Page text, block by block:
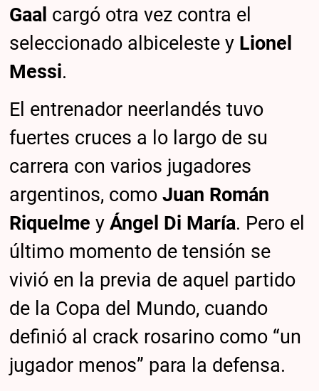
Gaal cargó otra vez contra el
seleccionado albiceleste y Lionel
Messi.
El entrenador neerlandés tuvo
fuertes cruces a lo largo de su
carrera con varios jugadores
argentinos, comoJuan Román
Riquelme yÁngel Di María. Pero el
último momento de tensión se
vivió en la previa de aquel partido
de la Copa del Mundo, cuando
definió al crack rosarino como “un
jugador menos” para la defensa.